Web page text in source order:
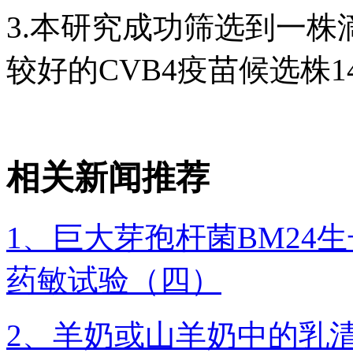
3.本研究成功筛选到一
较好的CVB4疫苗候选株
相关新闻推荐
1、巨大芽孢杆菌BM24
药敏试验（四）
2、羊奶或山羊奶中的乳